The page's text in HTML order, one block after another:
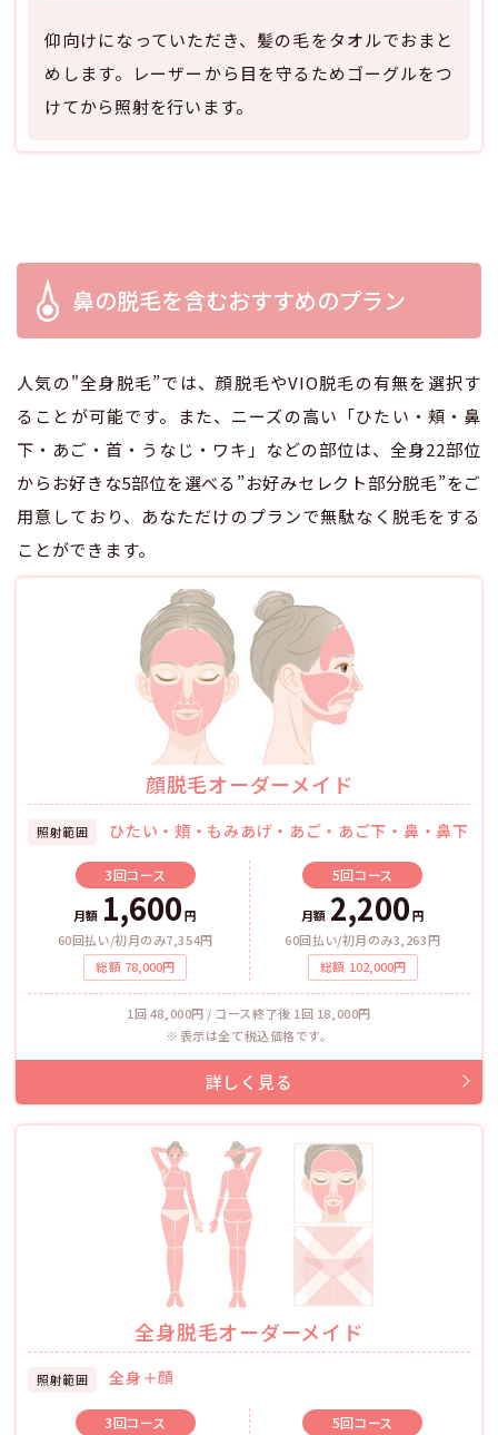
仰向けになっていただき、髪の毛をタオルでおまと
めします。レーザーから目を守るためゴーグルをつ
けてから照射を行います。
鼻の脱毛を含むおすすめのプラン
人気の"全身脱毛”では、顔脱毛やVIO脱毛の有無を選択す
ることが可能です。また、ニーズの高い「ひたい・頬・鼻
下・あご・首・うなじ・ワキ」などの部位は、全身22部位
からお好きな5部位を選べる”お好みセレクト部分脱毛”をご
用意しており、あなただけのプランで無駄なく脱毛をする
ことができます。
顔脱毛オーダーメイド
照射範囲 ひたい・頬・もみあげ・あご・あご下・鼻・鼻下
3回コース
月額 1,600 円
60回払い/初月のみ7,354円
総額 78,000円
5回コース
月額 2,200円
60回払い/初月のみ3,263円
総額 102,000円
1回 48,000円 / コース終了後 1回 18,000円
表示は全て税込価格です。
全身脱毛オーダーメイド
照射範囲 全身＋顔
3回コース 5回コース